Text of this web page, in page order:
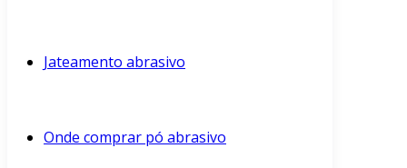
Jateamento abrasivo
Onde comprar pó abrasivo